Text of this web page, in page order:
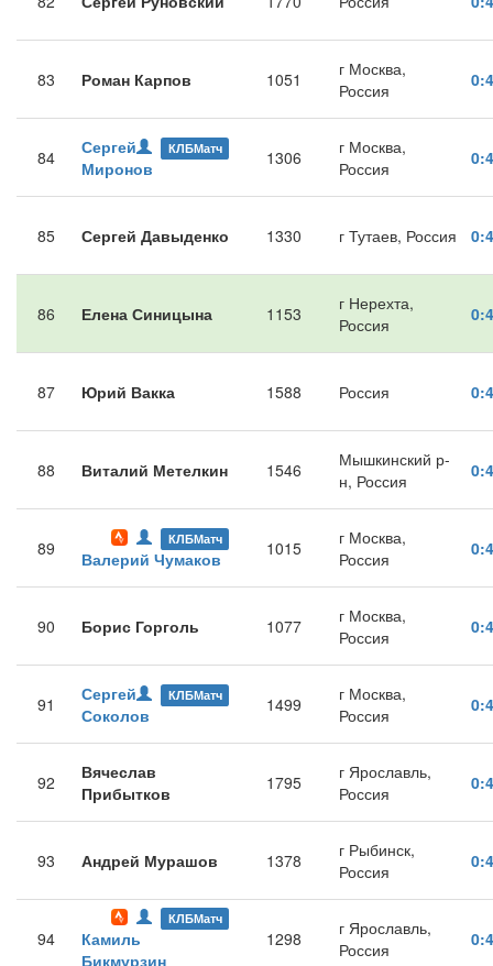
83 Роман Карпов 1051
г Москва,
Россия
84 КЛБМатч
Сергей
Миронов
1306
г Москва,
Россия
85 Сергей Давыденко 1330 г Тутаев, Россия
86 Елена Синицына 1153
г Нерехта,
Россия
87 Юрий Вакка 1588 Россия
88 Виталий Метелкин 1546
Мышкинский р-
н, Россия
89 КЛБМатч
Валерий Чумаков 1015
г Москва,
Россия
90 Борис Горголь 1077
г Москва,
Россия
91 КЛБМатч
Сергей
Соколов
1499
г Москва,
Россия
92
Вячеслав
Прибытков
1795
г Ярославль,
Россия
93 Андрей Мурашов 1378
г Рыбинск,
Россия
94
КЛБМатч
Камиль
Бикмурзин
1298
г Ярославль,
Россия